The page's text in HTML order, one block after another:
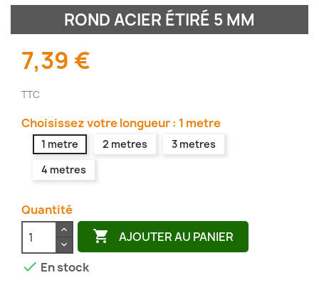
ROND ACIER ÉTIRÉ 5 MM
7,39 €
TTC
Choisissez votre longueur : 1 metre
1 metre 2 metres
3 metres
4 metres
Quantité
 AJOUTER AU PANIER
 En stock